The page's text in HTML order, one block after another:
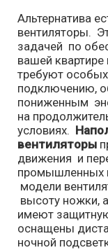
Альтернатива
вентиляторы.
задачей по
вашей
требуют
подключению,
пониженным
на
условиях.
вентиляторы
движения и
промышленных
модели
высоту ножки,
имеют
оснащены
ночной